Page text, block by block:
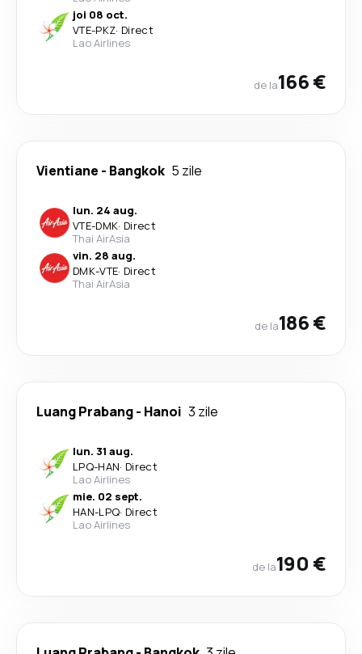
joi 08 oct.
VTE-PKZ· Direct
Lao Airlines
de la166 €
Vientiane - Bangkok 5 zile
lun. 24 aug.
VTE-DMK· Direct
Thai AirAsia
vin. 28 aug.
DMK-VTE· Direct
Thai AirAsia
de la186 €
Luang Prabang- Hanoi 3 zile
lun. 31 aug.
LPQ-HAN· Direct
Lao Airlines
mie. 02 sept.
HAN-LPQ· Direct
Lao Airlines
de la190 €